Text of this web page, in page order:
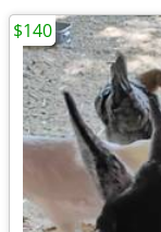
$140